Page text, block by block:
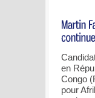
en
Congo
pour